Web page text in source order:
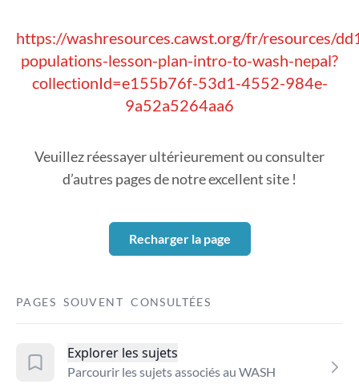
https://washresources.cawst.org/fr/resources/
populations-lesson-plan-intro-to-wash-nepal?
collectionId=e155b76f-53d1-4552-984e-
9a52a5264aa6
Veuillez réessayer ultérieurement ou consulter
d’autres pages de notre excellent site !
Recharger la page
PAGES SOUVENT CONSULTÉES
Explorer les sujets
Parcourir les sujets associés au WASH